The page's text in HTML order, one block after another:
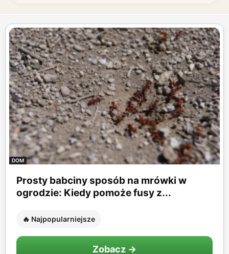
DOM
Prosty babciny sposób na mrówki w
ogrodzie: Kiedy pomoże fusy z...
🔥 Najpopularniejsze
Zobacz →